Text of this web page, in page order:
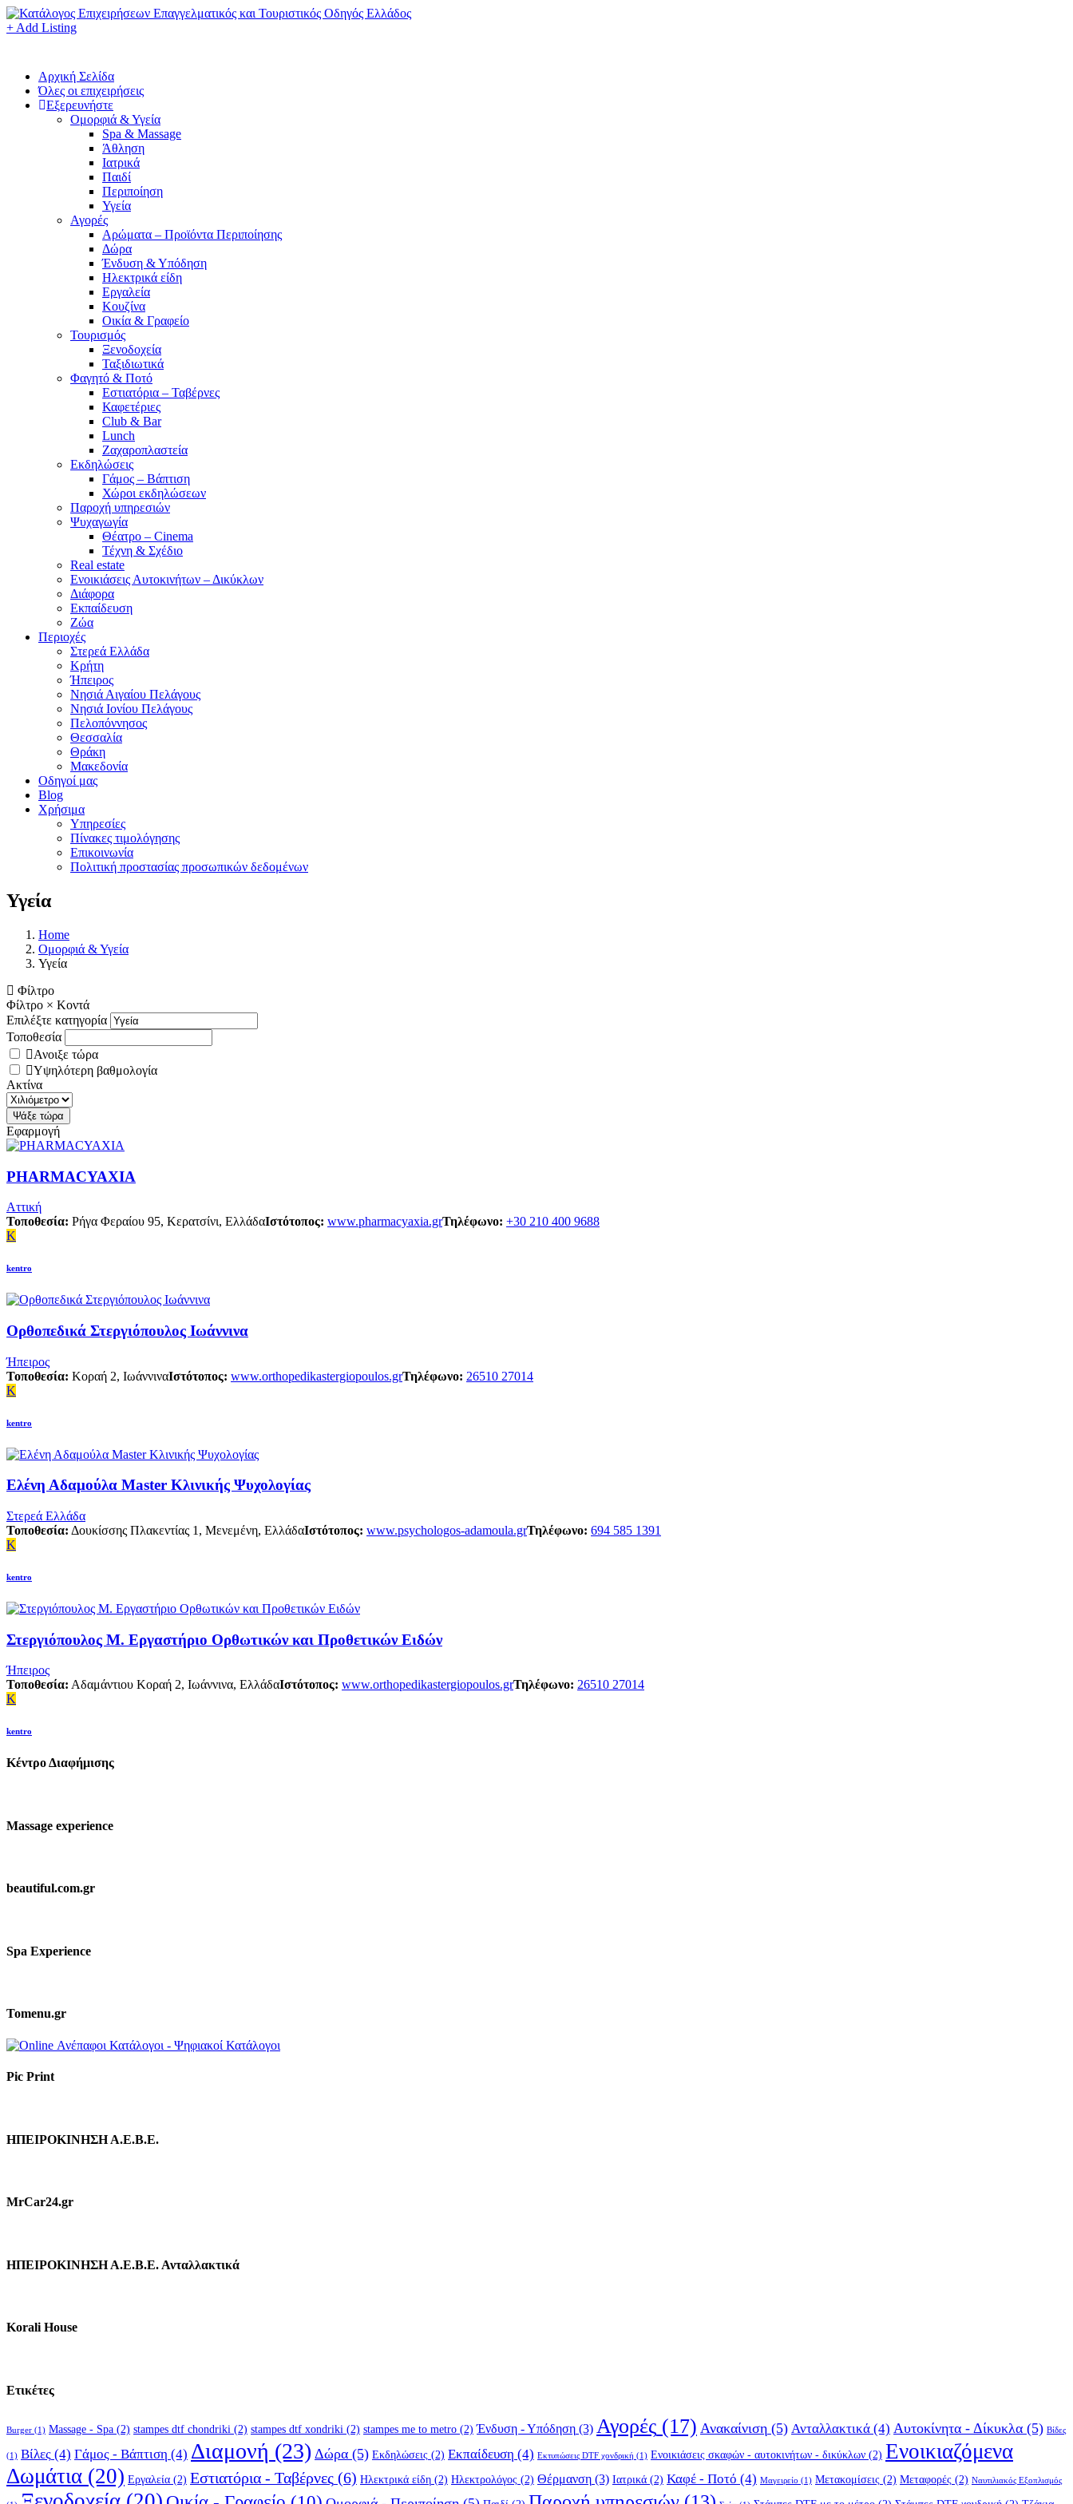
+ Add Listing
Αρχική Σελίδα
Όλες οι επιχειρήσεις
Εξερευνήστε
Ομορφιά & Υγεία
Spa & Massage
Άθληση
Ιατρικά
Παιδί
Περιποίηση
Υγεία
Αγορές
Αρώματα – Προϊόντα Περιποίησης
Δώρα
Ένδυση & Υπόδηση
Ηλεκτρικά είδη
Εργαλεία
Κουζίνα
Οικία & Γραφείο
Τουρισμός
Ξενοδοχεία
Ταξιδιωτικά
Φαγητό & Ποτό
Εστιατόρια – Ταβέρνες
Καφετέριες
Club & Bar
Lunch
Ζαχαροπλαστεία
Εκδηλώσεις
Γάμος – Βάπτιση
Χώροι εκδηλώσεων
Παροχή υπηρεσιών
Ψυχαγωγία
Θέατρο – Cinema
Τέχνη & Σχέδιο
Real estate
Ενοικιάσεις Αυτοκινήτων – Δικύκλων
Διάφορα
Εκπαίδευση
Ζώα
Περιοχές
Στερεά Ελλάδα
Κρήτη
Ήπειρος
Νησιά Αιγαίου Πελάγους
Νησιά Ιονίου Πελάγους
Πελοπόννησος
Θεσσαλία
Θράκη
Μακεδονία
Οδηγοί μας
Blog
Χρήσιμα
Υπηρεσίες
Πίνακες τιμολόγησης
Επικοινωνία
Πολιτική προστασίας προσωπικών δεδομένων
Υγεία
Home
Ομορφιά & Υγεία
Υγεία
Φίλτρο
Φίλτρο × Κοντά
Επιλέξτε κατηγορία
Τοποθεσία
Ανοιξε τώρα
Υψηλότερη βαθμολογία
Ακτίνα
Εφαρμογή
PHARMACYAXIA
Αττική
Τοποθεσία: Ρήγα Φεραίου 95, Κερατσίνι, ΕλλάδαΙστότοπος: www.pharmacyaxia.grΤηλέφωνο: +30 210 400 9688
K
kentro
Ορθοπεδικά Στεργιόπουλος Ιωάννινα
Ήπειρος
Τοποθεσία: Κοραή 2, ΙωάννιναΙστότοπος: www.orthopedikastergiopoulos.grΤηλέφωνο: 26510 27014
K
kentro
Ελένη Αδαμούλα Master Κλινικής Ψυχολογίας
Στερεά Ελλάδα
Τοποθεσία: Δουκίσσης Πλακεντίας 1, Μενεμένη, ΕλλάδαΙστότοπος: www.psychologos-adamoula.grΤηλέφωνο: 694 585 1391
K
kentro
Στεργιόπουλος Μ. Εργαστήριο Ορθωτικών και Προθετικών Ειδών
Ήπειρος
Τοποθεσία: Αδαμάντιου Κοραή 2, Ιωάννινα, ΕλλάδαΙστότοπος: www.orthopedikastergiopoulos.grΤηλέφωνο: 26510 27014
K
kentro
Κέντρο Διαφήμισης
Massage experience
beautiful.com.gr
Spa Experience
Tomenu.gr
Pic Print
ΗΠΕΙΡΟΚΙΝΗΣΗ Α.Ε.Β.Ε.
MrCar24.gr
ΗΠΕΙΡΟΚΙΝΗΣΗ Α.Ε.Β.Ε. Ανταλλακτικά
Korali House
Ετικέτες
Burger (1) Massage - Spa (2) stampes dtf chondriki (2) stampes dtf xondriki (2) stampes me to metro (2) Ένδυση - Υπόδηση (3) Αγορές (17) Ανακαίνιση (5) Ανταλλακτικά (4) Αυτοκίνητα - Δίκυκλα (5) Βίδες
(1) Βίλες (4) Γάμος - Βάπτιση (4) Διαμονή (23) Δώρα (5) Εκδηλώσεις (2) Εκπαίδευση (4) Εκτυπώσεις DTF χονδρική (1) Ενοικιάσεις σκαφών - αυτοκινήτων - δικύκλων (2) Ενοικιαζόμενα
Δωμάτια (20) Εργαλεία (2) Εστιατόρια - Ταβέρνες (6) Ηλεκτρικά είδη (2) Ηλεκτρολόγος (2) Θέρμανση (3) Ιατρικά (2) Καφέ - Ποτό (4) Μαγειρείο (1) Μετακομίσεις (2) Μεταφορές (2) Ναυτιλιακός Εξοπλισμός